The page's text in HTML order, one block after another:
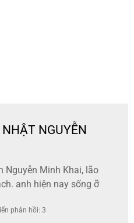
NGUYỄN
Nguyễn Minh Khai, lão
anh hiện nay sống ỡ
phản hồi: 3